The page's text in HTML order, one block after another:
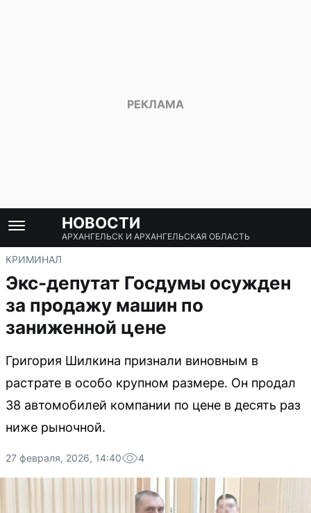
НОВОСТИ
АРХАНГЕЛЬСК И АРХАНГЕЛЬСКАЯ ОБЛАСТЬ
КРИМИНАЛ
Экс-депутат Госдумы осужден
за продажу машин по
заниженной цене
Григория Шилкина признали виновным в
растрате в особо крупном размере. Он продал
38 автомобилей компании по цене в десять раз
ниже рыночной.
27 февраля, 2026, 14:40 4